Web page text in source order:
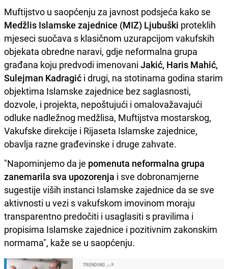
Muftijstvo u saopćenju za javnost podsjeća kako se
Medžlis Islamske zajednice (MIZ) Ljubuški proteklih
mjeseci suočava s klasičnom uzurapcijom vakufskih
objekata obredne naravi, gdje neformalna grupa
građana koju predvodi imenovani Jakić, Haris Mahić,
Sulejman Kadragić i drugi, na stotinama godina starim
objektima Islamske zajednice bez saglasnosti,
dozvole, i projekta, nepoštujući i omalovažavajući
odluke nadležnog medžlisa, Muftijstva mostarskog,
Vakufske direkcije i Rijaseta Islamske zajednice,
obavlja razne građevinske i druge zahvate.
"Napominjemo da je pomenuta neformalna grupa
zanemarila sva upozorenja i sve dobronamjerne
sugestije viših instanci Islamske zajednice da se sve
aktivnosti u vezi s vakufskom imovinom moraju
transparentno predočiti i usaglasiti s pravilima i
propisima Islamske zajednice i pozitivnim zakonskim
normama", kaže se u saopćenju.
TRENDING